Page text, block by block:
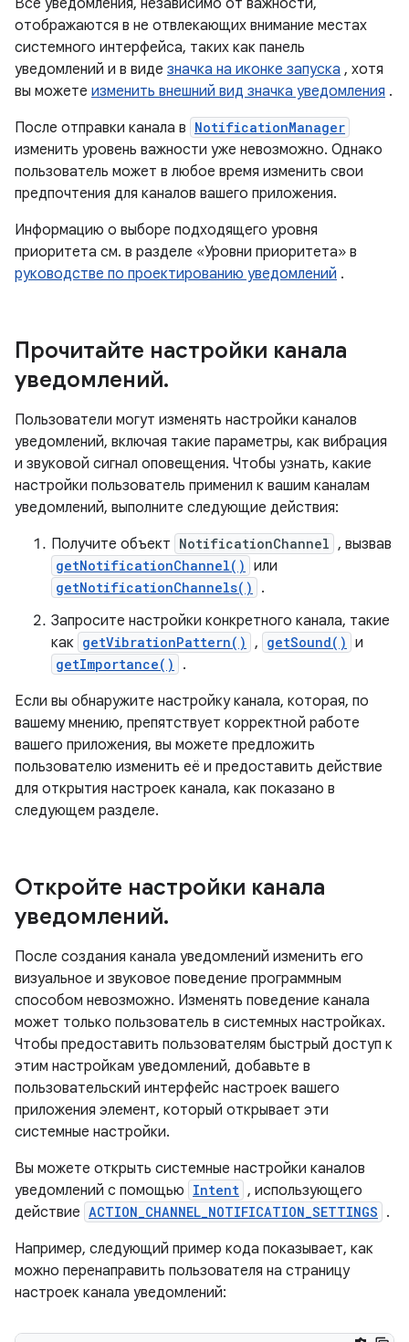
Все уведомления, независимо от важности,
отображаются в не отвлекающих внимание местах
системного интерфейса, таких как панель
уведомлений и в виде значка на иконке запуска , хотя
вы можете изменить внешний вид значка уведомления .
После отправки канала в NotificationManager
изменить уровень важности уже невозможно. Однако
пользователь может в любое время изменить свои
предпочтения для каналов вашего приложения.
Информацию о выборе подходящего уровня
приоритета см. в разделе «Уровни приоритета» в
руководстве по проектированию уведомлений .
Прочитайте настройки канала
уведомлений.
Пользователи могут изменять настройки каналов
уведомлений, включая такие параметры, как вибрация
и звуковой сигнал оповещения. Чтобы узнать, какие
настройки пользователь применил к вашим каналам
уведомлений, выполните следующие действия:
Получите объект NotificationChannel , вызвав
getNotificationChannel() или
getNotificationChannels()
.
Запросите настройки конкретного канала, такие
как getVibrationPattern() , getSound() и
getImportance()
.
Если вы обнаружите настройку канала, которая, по
вашему мнению, препятствует корректной работе
вашего приложения, вы можете предложить
пользователю изменить её и предоставить действие
для открытия настроек канала, как показано в
следующем разделе.
Откройте настройки канала
уведомлений.
После создания канала уведомлений изменить его
визуальное и звуковое поведение программным
способом невозможно. Изменять поведение канала
может только пользователь в системных настройках.
Чтобы предоставить пользователям быстрый доступ к
этим настройкам уведомлений, добавьте в
пользовательский интерфейс настроек вашего
приложения элемент, который открывает эти
системные настройки.
Вы можете открыть системные настройки каналов
уведомлений с помощью Intent , использующего
действие ACTION_CHANNEL_NOTIFICATION_SETTINGS .
Например, следующий пример кода показывает, как
можно перенаправить пользователя на страницу
настроек канала уведомлений: